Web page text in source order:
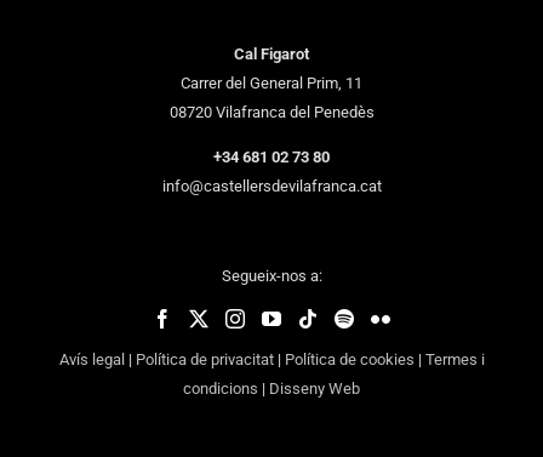
Cal Figarot
Carrer del General Prim, 11
08720 Vilafranca del Penedès
+34 681 02 73 80
info@castellersdevilafranca.cat
Segueix-nos a:
Avís legal | Política de privacitat| Política de cookies | Termes i
condicions | Disseny Web